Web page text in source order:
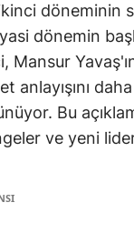
Düzce
döneminin
dönemin
Mansur
anlayışını
Bu
ve yeni